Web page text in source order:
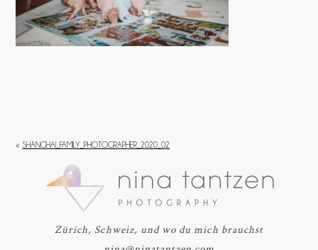
« SHANGHAI_FAMILY_PHOTOGRAPHER_2020_02
Zürich, Schweiz, und wo du mich brauchst